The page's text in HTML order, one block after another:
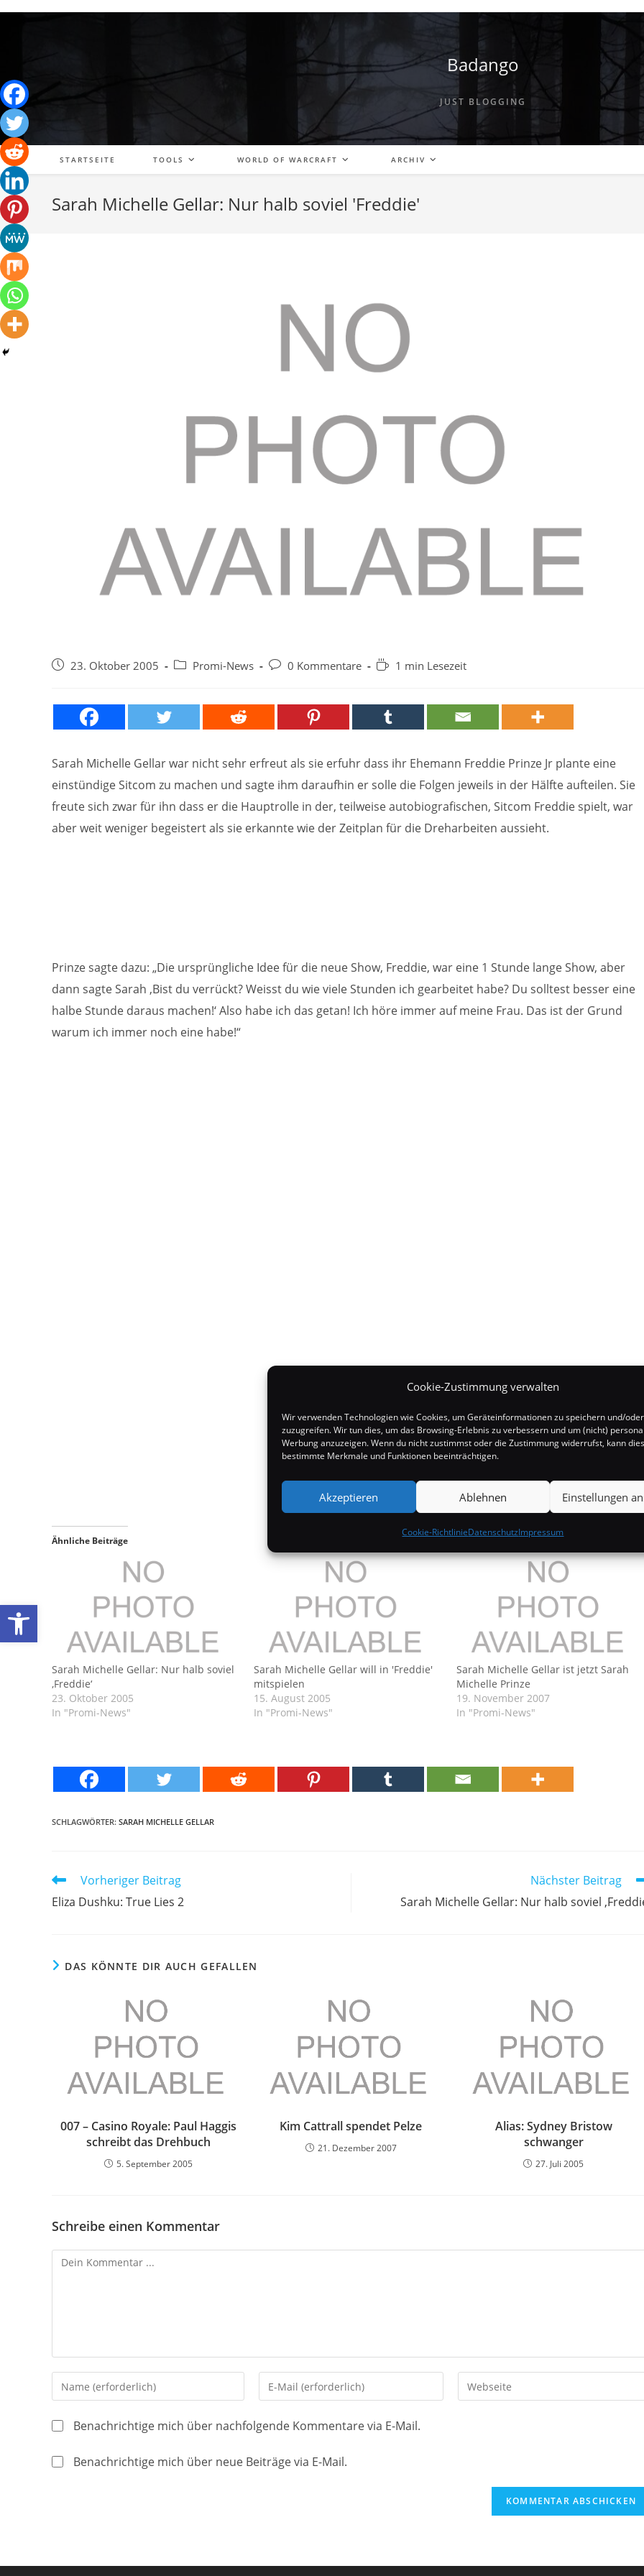
Werkzeugleiste öffnen
Cookie-Zustimmung verwalten
Wir verwenden Technologien wie Cookies, um Geräteinformationen zu speichern und/
zuzugreifen. Wir tun dies, um das Browsing-Erlebnis zu verbessern und um (nicht)
Werbung anzuzeigen. Wenn du nicht zustimmst oder die Zustimmung widerrufst, kann dies
bestimmte Merkmale und Funktionen beeinträchtigen.
Akzeptieren Ablehnen Einstellungen
Cookie-RichtlinieDatenschutzImpressum
Badango
JUST BLOGGING
STARTSEITE TOOLS WORLD OF WARCRAFT ARCHIV
Sarah Michelle Gellar: Nur halb soviel 'Freddie'
Beitrag23. Oktober 2005
Beitrags-
Promi-News
Beitrags-
0 Kommentare Lesedauer:
1 min Lesezeit
Sarah Michelle Gellar war nicht sehr erfreut als sie erfuhr dass ihr Ehemann Freddie Prinze Jr plante eine
einstündige Sitcom zu machen und sagte ihm daraufhin er solle die Folgen jeweils in der Hälfte aufteilen. Sie
freute sich zwar für ihn dass er die Hauptrolle in der, teilweise autobiografischen, Sitcom Freddie spielt, war
aber weit weniger begeistert als sie erkannte wie der Zeitplan für die Dreharbeiten aussieht.
Prinze sagte dazu: „Die ursprüngliche Idee für die neue Show, Freddie, war eine 1 Stunde lange Show, aber
dann sagte Sarah ‚Bist du verrückt? Weisst du wie viele Stunden ich gearbeitet habe? Du solltest besser eine
halbe Stunde daraus machen!‘ Also habe ich das getan! Ich höre immer auf meine Frau. Das ist der Grund
warum ich immer noch eine habe!“
Ähnliche Beiträge
Sarah Michelle Gellar: Nur halb soviel
‚Freddie‘
23. Oktober 2005
In "Promi-News"
Sarah Michelle Gellar will in 'Freddie'
mitspielen
15. August 2005
In "Promi-News"
Sarah Michelle Gellar ist jetzt Sarah
Michelle Prinze
19. November 2007
In "Promi-News"
SCHLAGWÖRTER: SARAH MICHELLE GELLAR
Weitere
ansehen
Vorheriger Beitrag
Eliza Dushku: True Lies 2
Nächster Beitrag
Sarah Michelle Gellar: Nur halb soviel
DAS KÖNNTE DIR AUCH GEFALLEN
007 – Casino Royale: Paul Haggis
schreibt das Drehbuch
5. September 2005
Kim Cattrall spendet Pelze
21. Dezember 2007
Alias: Sydney Bristow
schwanger
27. Juli 2005
Schreibe einen Kommentar
Kommentieren
Gib
deinen
Namen
Benutzernamen
Gib
deine
Mail-
Adresse
Gib
deine
Benachrichtige mich über nachfolgende Kommentare via E-Mail.
Benachrichtige mich über neue Beiträge via E-Mail.